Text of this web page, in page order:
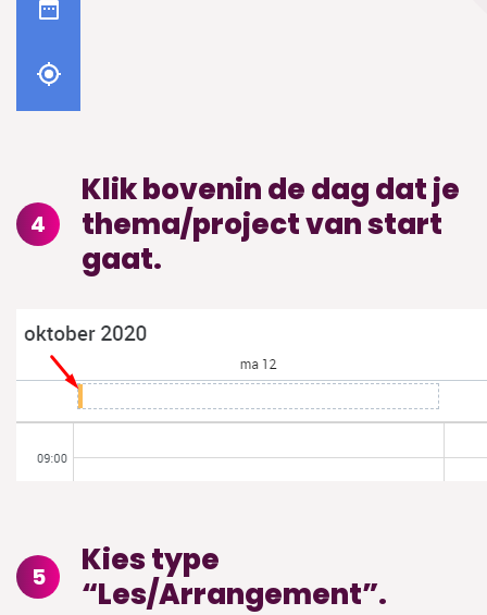
4
Klik bovenin de dag dat je
thema/project van start
gaat.
5
Kies type
“Les/Arrangement”.